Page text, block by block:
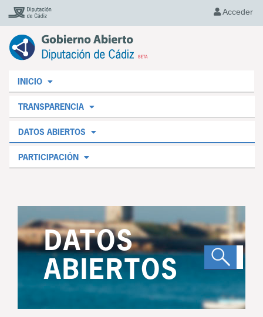
Acceder
INICIO
TRANSPARENCIA
DATOS ABIERTOS
PARTICIPACIÓN
DATOS
ABIERTOS